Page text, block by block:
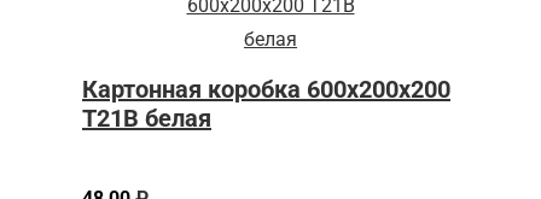
Картонная коробка 600x200x200
Т21B белая